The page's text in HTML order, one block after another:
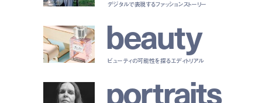
デジタルで表現するファッションストーリー
beauty
ビューティの可能性を探るエディトリアル
portraits